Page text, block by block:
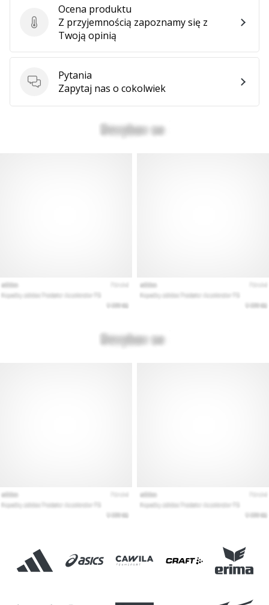
Dołącz
jako
Marki.
Ocena produktu
Ocena produktu
Z przyjemnością zapoznamy się z
Twoją opinią
Pytania
Pytania
Zapytaj nas o cokolwiek